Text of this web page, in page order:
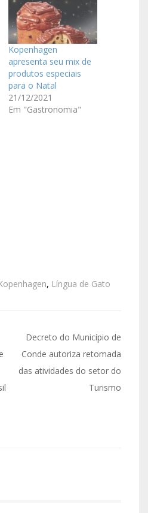
Kopenhagen
apresenta seu mix de
produtos especiais
para o Natal
21/12/2021
Em "Gastronomia"
, Língua de Gato
Decreto do Município de
Conde autoriza retomada
das atividades do setor do
Turismo